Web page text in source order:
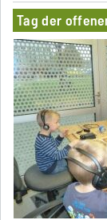
Tag der